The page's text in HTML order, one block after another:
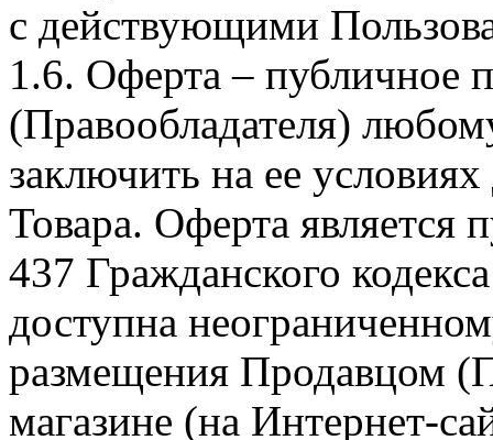
с действующими
1.6. Оферта – публичное
(Правообладателя)
заключить на ее
Товара. Оферта является
437 Гражданского
доступна
размещения Продавцом
магазине (на Интернет-